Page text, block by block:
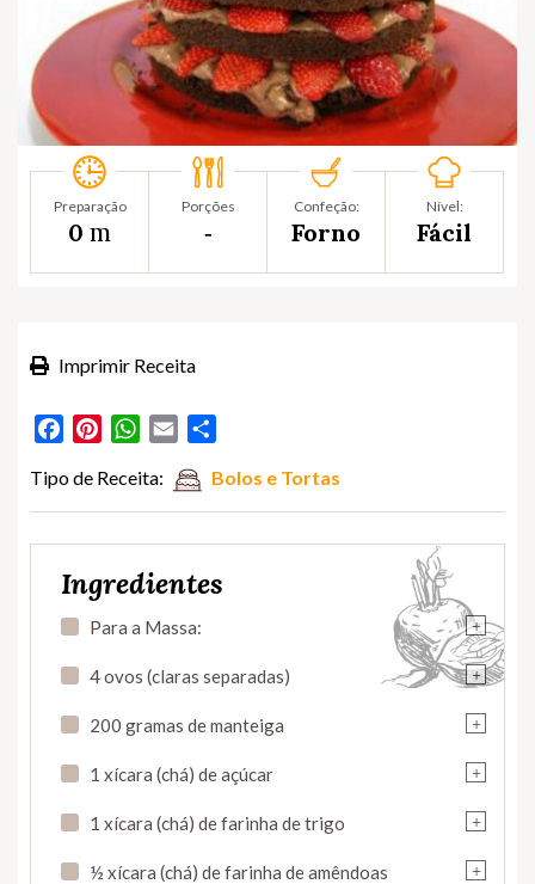
Preparação
0 m
Porções
‐
Confeção:
Forno
Nível:
Fácil
Imprimir Receita
FacebookPinterestWhatsApp
Email
Tipo de Receita: Bolos e Tortas
Ingredientes
+
Para a Massa:
+
4 ovos (claras separadas)
+
200 gramas de manteiga
+
1 xícara (chá) de açúcar
+
1 xícara (chá) de farinha de trigo
+
½ xícara (chá) de farinha de amêndoas